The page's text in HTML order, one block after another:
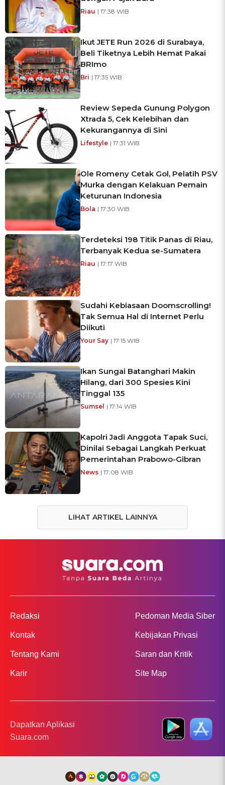
Riau | 17:38 WIB
Ikut JETE Run 2026 di Surabaya,
Beli Tiketnya Lebih Hemat Pakai
BRImo
Bri | 17:35 WIB
Review Sepeda Gunung Polygon
Xtrada 5, Cek Kelebihan dan
Kekurangannya di Sini
Lifestyle | 17:31 WIB
Ole Romeny Cetak Gol, Pelatih PSV
Murka dengan Kelakuan Pemain
Keturunan Indonesia
Bola | 17:30 WIB
Terdeteksi 198 Titik Panas di Riau,
Terbanyak Kedua se-Sumatera
Riau | 17:17 WIB
Sudahi Kebiasaan Doomscrolling!
Tak Semua Hal di Internet Perlu
Diikuti
Your Say | 17:15 WIB
Ikan Sungai Batanghari Makin
Hilang, dari 300 Spesies Kini
Tinggal 135
Sumsel | 17:14 WIB
Kapolri Jadi Anggota Tapak Suci,
Dinilai Sebagai Langkah Perkuat
Pemerintahan Prabowo-Gibran
News | 17:08 WIB
LIHAT ARTIKEL LAINNYA
Redaksi
Kontak
Tentang Kami
Karir
Pedoman Media Siber
Kebijakan Privasi
Saran dan Kritik
Site Map
Dapatkan Aplikasi
Suara.com